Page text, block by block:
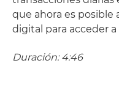
que ahora es posible
digital para acceder
Duración: 4:46